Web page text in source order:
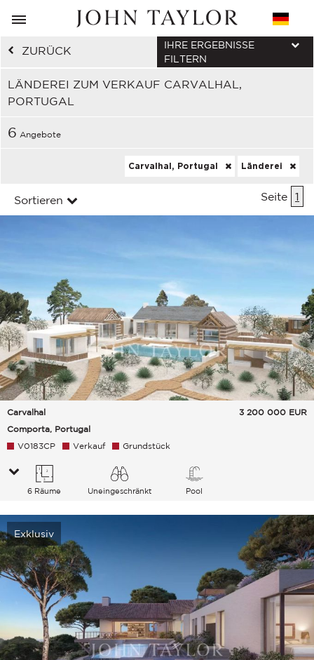
ZURÜCK
LÄNDEREI ZUM VERKAUF CARVALHAL,
PORTUGAL
IHRE ERGEBNISSE
FILTERN
6 Angebote
Carvalhal, Portugal Länderei
Sortieren Seite 1
Carvalhal
Comporta, Portugal
3 200 000 EUR
V0183CP Verkauf Grundstück
6 Räume
Uneingeschränkt
Pool
Exklusiv